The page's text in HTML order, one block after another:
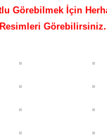
Görebilmek İçin
Görebilirsiniz.